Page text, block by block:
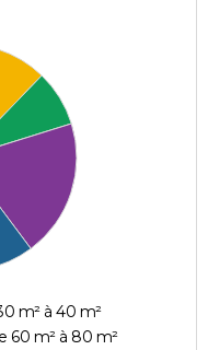
m² à 40 m²
60 m² à 80 m²